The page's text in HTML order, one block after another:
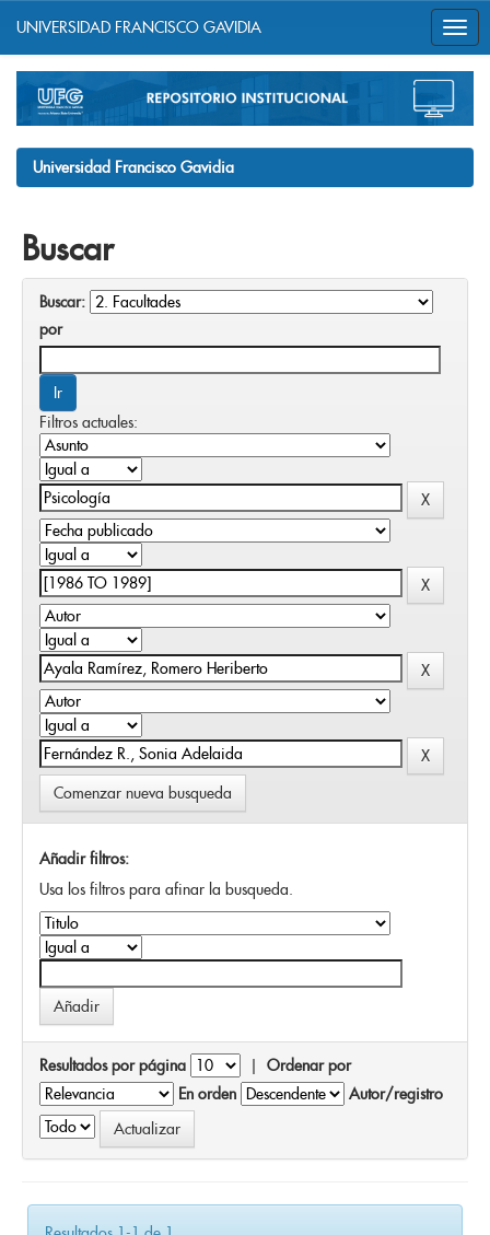
navigation
UNIVERSIDAD FRANCISCO GAVIDIA
Universidad Francisco Gavidia
Buscar
Buscar:
por
Filtros actuales:
Comenzar nueva busqueda
Añadir filtros:
Usa los filtros para afinar la busqueda.
Resultados por página | Ordenar por
En orden
Autor/registro